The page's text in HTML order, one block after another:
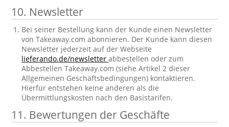
10. Newsletter
Bei seiner Bestellung kann der Kunde einen Newsletter
von Takeaway.com abonnieren. Der Kunde kann diesen
Newsletter jederzeit auf der Webseite
lieferando.de/newsletterabbestellen oder zum
Abbestellen Takeaway.com (siehe Artikel 2 dieser
Allgemeinen Geschäftsbedingungen) kontaktieren.
Hierfür entstehen keine anderen als die
Übermittlungskosten nach den Basistarifen.
11. Bewertungen der Geschäfte